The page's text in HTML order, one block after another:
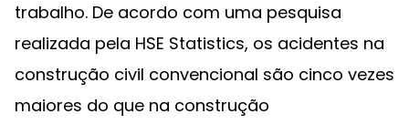
trabalho. De acordo com uma pesquisa
realizada pela HSE Statistics, os acidentes na
construção civil convencional são cinco vezes
maiores do que na construção